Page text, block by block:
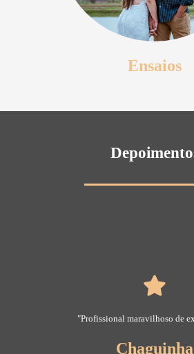
Ensaios
"Profissional maravilhoso de
Chaguinha